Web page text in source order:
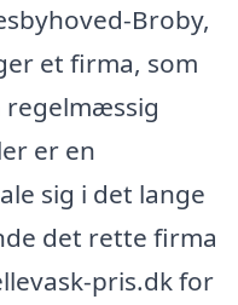
Broby,
et firma, som
regelmæssig
er en
sig i det lange
det rette firma
pris.dk for